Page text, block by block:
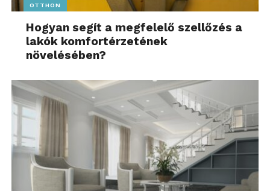
OTTHON
Hogyan segít a megfelelő szellőzés a
lakók komfortérzetének
növelésében?